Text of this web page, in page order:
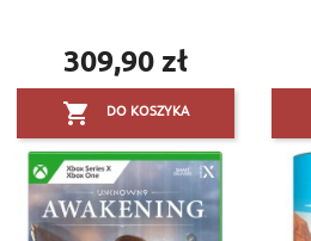
Cena
309,90 zł
 DO KOSZYKA